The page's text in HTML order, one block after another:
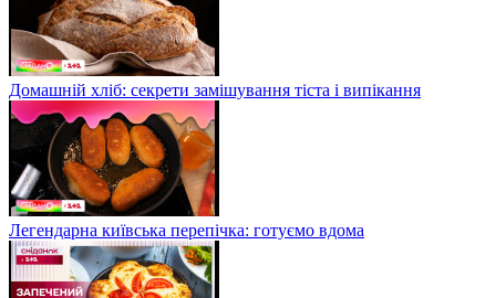
Домашній хліб: секрети замішування тіста і випікання
Легендарна київська перепічка: готуємо вдома